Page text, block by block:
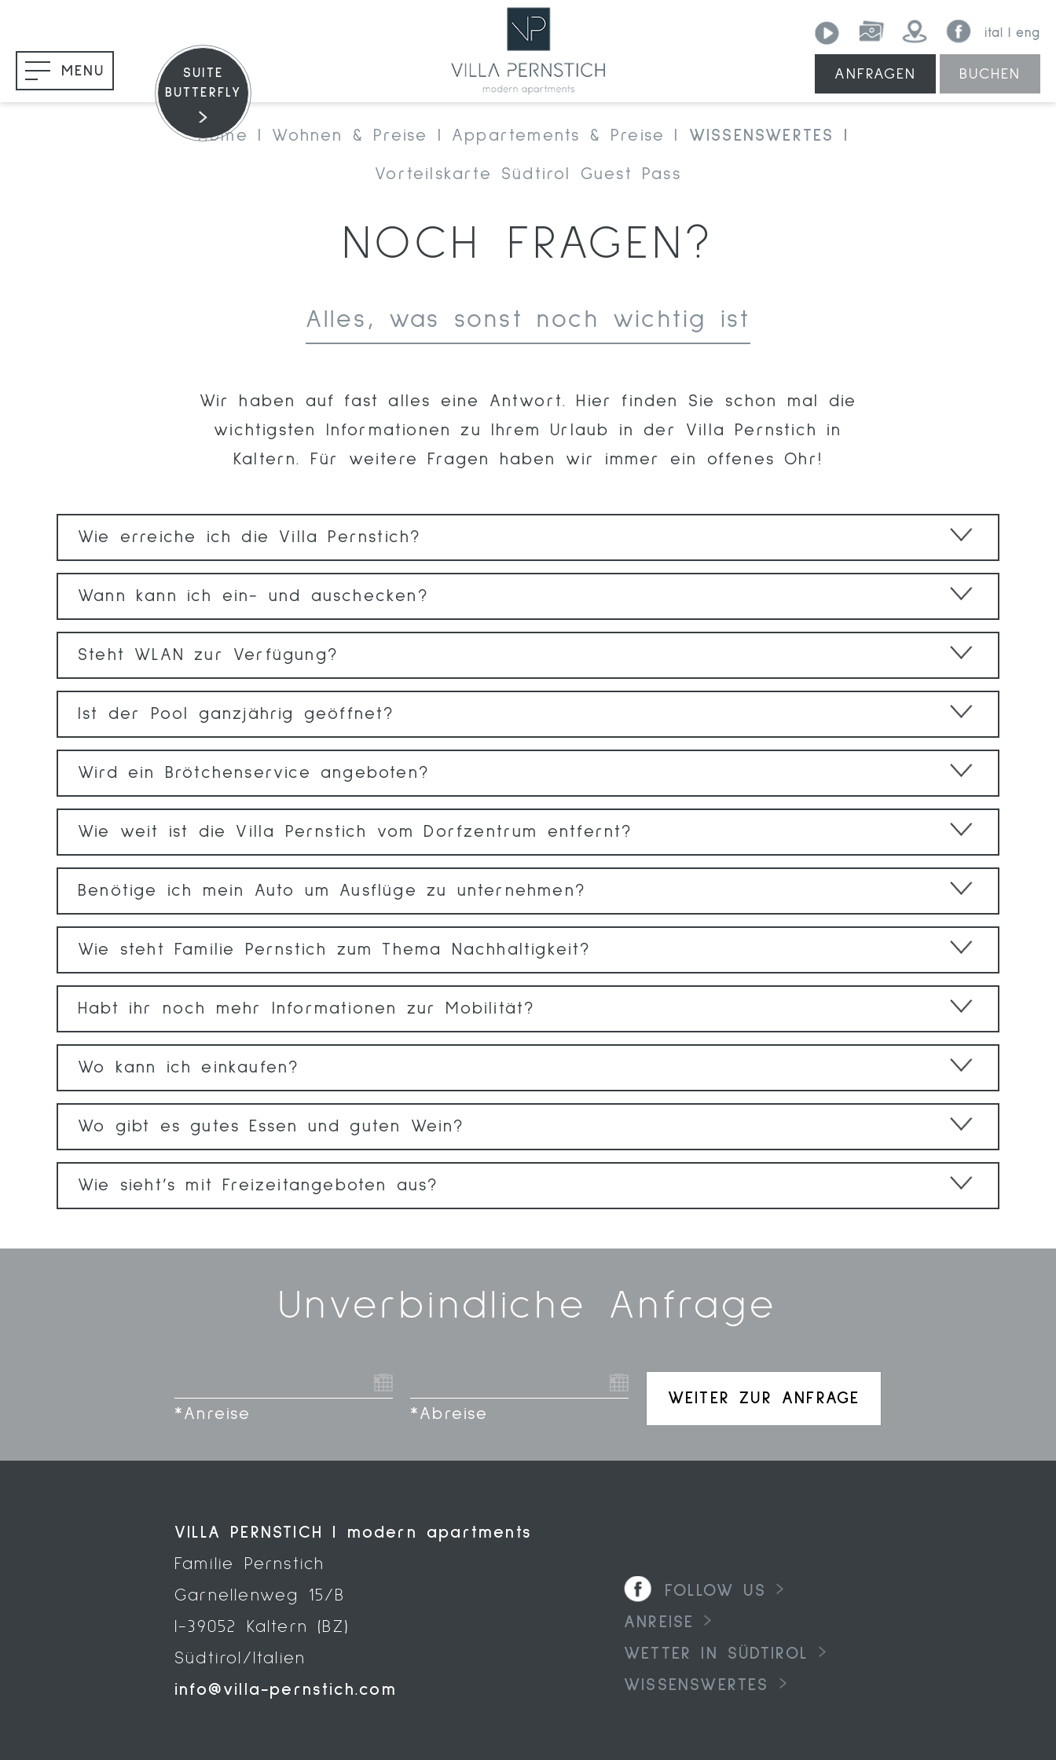
MENU ANFRAGEN BUCHEN
ital eng
SUITE
BUTTERFLY
Home Wohnen & Preise Appartements & Preise WISSENSWERTES
Vorteilskarte Südtirol Guest Pass
NOCH FRAGEN?
Alles, was sonst noch wichtig ist
Wir haben auf fast alles eine Antwort. Hier finden Sie schon mal die
wichtigsten Informationen zu Ihrem Urlaub in der Villa Pernstich in
Kaltern. Für weitere Fragen haben wir immer ein offenes Ohr!
Wie erreiche ich die Villa Pernstich?
Wann kann ich ein- und auschecken?
Steht WLAN zur Verfügung?
Ist der Pool ganzjährig geöffnet?
Wird ein Brötchenservice angeboten?
Wie weit ist die Villa Pernstich vom Dorfzentrum entfernt?
Benötige ich mein Auto um Ausflüge zu unternehmen?
Wie steht Familie Pernstich zum Thema Nachhaltigkeit?
Habt ihr noch mehr Informationen zur Mobilität?
Wo kann ich einkaufen?
Wo gibt es gutes Essen und guten Wein?
Wie sieht’s mit Freizeitangeboten aus?
Unverbindliche Anfrage
*Anreise *Abreise
WEITER ZUR ANFRAGE
VILLA PERNSTICH | modern apartments
Familie Pernstich
Garnellenweg 15/B
I-39052 Kaltern (BZ)
Südtirol/Italien
info@villa-pernstich.com
FOLLOW US
ANREISE
WETTER IN SÜDTIROL
WISSENSWERTES